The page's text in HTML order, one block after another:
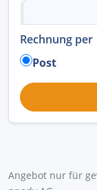
Rechnung per
Post
Angebot nur für